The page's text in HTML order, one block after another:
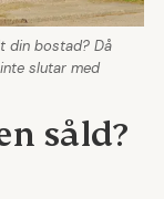
din bostad? Då
slutar med
såld?